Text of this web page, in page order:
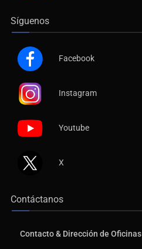
Síguenos
Facebook
Instagram
Youtube
X
Contáctanos
Contacto & Dirección de Oficinas